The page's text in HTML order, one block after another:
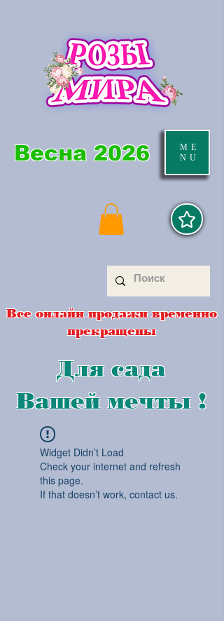
ME
NU
Весна 2026
Все онлайн продажи временно
прекращены
Для сада
Вашей мечты !
Widget Didn’t Load
Check your internet and refresh
this page.
If that doesn’t work, contact us.